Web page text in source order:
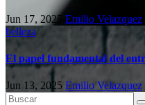
Jun 17, 2025 Emilio Velazquez
belleza
El papel fundamental del
Jun 13, 2025 Emilio Velazquez